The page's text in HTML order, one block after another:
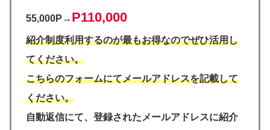
55,000P→ P110,000
紹介制度利用するのが最もお得なのでぜひ活用し
てください。
こちらのフォームにてメールアドレスを記載して
ください。
自動返信にて、登録されたメールアドレスに紹介